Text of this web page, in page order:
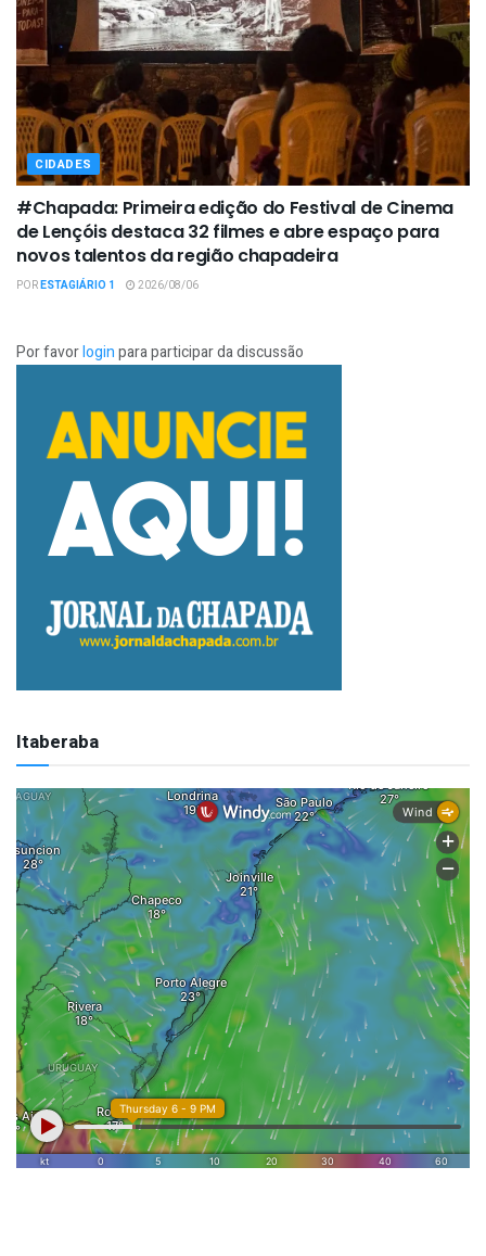
CIDADES
#Chapada: Primeira edição do Festival de Cinema
de Lençóis destaca 32 filmes e abre espaço para
novos talentos da região chapadeira
PORESTAGIÁRIO 1 2026/08/06
Por favorloginpara participar da discussão
Itaberaba